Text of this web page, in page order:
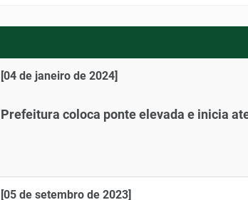
[04 de janeiro de 2024]
Prefeitura coloca ponte elevada e inicia
[05 de setembro de 2023]